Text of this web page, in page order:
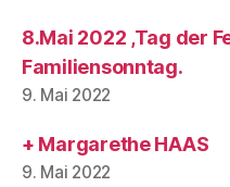
8.Mai 2022 ,Tag der
Familiensonntag.
9. Mai 2022
+ Margarethe HAAS
9. Mai 2022